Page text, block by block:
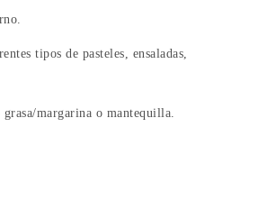
tipos de pasteles, ensaladas,
margarina o mantequilla.